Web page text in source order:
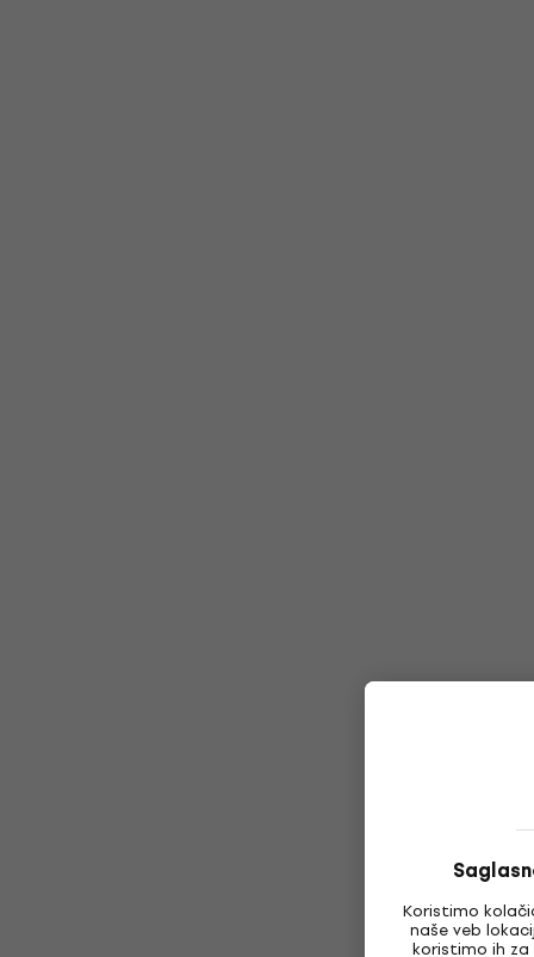
Koristimo
naše veb
koristimo ih